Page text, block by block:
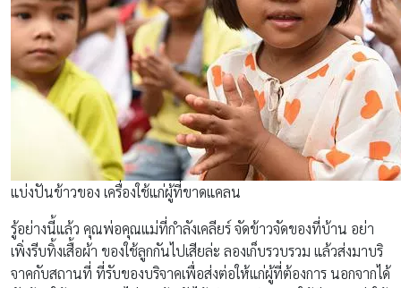
แบ่งปันข้าวของ เครื่องใช้แก่ผู้ที่ขาดแคลน
รู้อย่างนี้แล้ว คุณพ่อคุณแม่ที่กำลังเคลียร์ จัดข้าวจัดของที่บ้าน อย่า
เพิ่งรีบทิ้งเสื้อผ้า ของใช้ลูกกันไปเสียล่ะ ลองเก็บรวบรวม แล้วส่งมาบริ
จาคกับสถานที่ ที่รับของบริจาคเพื่อส่งต่อให้แก่ผู้ที่ต้องการ นอกจากได้